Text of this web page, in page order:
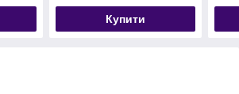
Купити